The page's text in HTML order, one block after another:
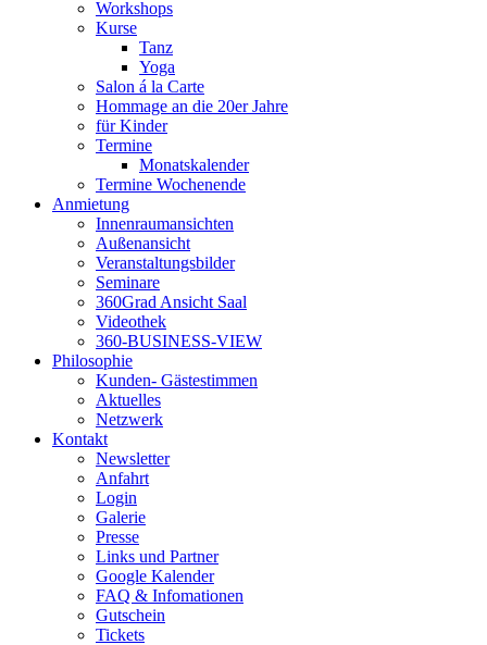
Workshops
Kurse
Tanz
Yoga
Salon á la Carte
Hommage an die 20er Jahre
für Kinder
Termine
Monatskalender
Termine Wochenende
Anmietung
Innenraumansichten
Außenansicht
Veranstaltungsbilder
Seminare
360Grad Ansicht Saal
Videothek
360-BUSINESS-VIEW
Philosophie
Kunden- Gästestimmen
Aktuelles
Netzwerk
Kontakt
Newsletter
Anfahrt
Login
Galerie
Presse
Links und Partner
Google Kalender
FAQ & Infomationen
Gutschein
Tickets